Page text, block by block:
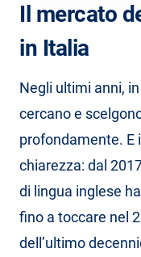
Il mercato
in Italia
Negli ultimi anni,
cercano e
profondamente. E
chiarezza: dal
di lingua inglese
fino a toccare nel
dell’ultimo